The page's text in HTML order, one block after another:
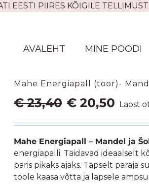
EESTI PIIRES KÕIGILE
AVALEHT MINE POODI
Mahe Energiapall (toor)-
€23,40 Algne
hind
oli:
€ 20,50
on:
Laost
Mahe Energiapall – Mandel ja
energiapalli. Täidavad ideaalselt
päris pikaks ajaks. Täpselt paraja
tööle kaasa võtta ja lapsele